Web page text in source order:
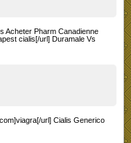
Acheter Pharm Canadienne
cialis[/url] Duramale Vs
url] Cialis Generico